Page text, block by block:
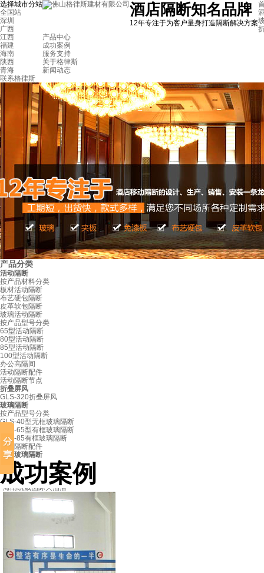
选择城市分站
全国站
深圳
广西
江西
福建
海南
陕西
青海
酒店隔断知名品牌
12年专注于为客户量身打造隔断解决方案
产品中心
成功案例
服务支持
关于格律斯
新闻动态
联系格律斯
产品分类
活动隔断
按产品材料分类
板材活动隔断
布艺硬包隔断
皮革软包隔断
玻璃活动隔断
按产品型号分类
65型活动隔断
80型活动隔断
85型活动隔断
100型活动隔断
办公高隔间
活动隔断配件
活动隔断节点
折叠屏风
GLS-320折叠屏风
玻璃隔断
按产品型号分类
GLS-40型无框玻璃隔断
GLS-65型有框玻璃隔断
GLS-85有框玻璃隔断
玻璃隔断配件
固定玻璃隔断
成功案例
海南五月花会所
海南凯威国际大酒店